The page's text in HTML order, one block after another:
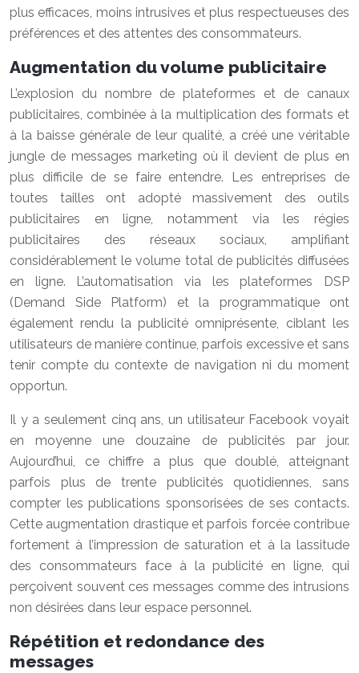
plus efficaces, moins intrusives et plus respectueuses des
préférences et des attentes des consommateurs.
Augmentation du volume publicitaire
L’explosion du nombre de plateformes et de canaux
publicitaires, combinée à la multiplication des formats et
à la baisse générale de leur qualité, a créé une véritable
jungle de messages marketing où il devient de plus en
plus difficile de se faire entendre. Les entreprises de
toutes tailles ont adopté massivement des outils
publicitaires en ligne, notamment via les régies
publicitaires des réseaux sociaux, amplifiant
considérablement le volume total de publicités diffusées
en ligne. L’automatisation via les plateformes DSP
(Demand Side Platform) et la programmatique ont
également rendu la publicité omniprésente, ciblant les
utilisateurs de manière continue, parfois excessive et sans
tenir compte du contexte de navigation ni du moment
opportun.
Il y a seulement cinq ans, un utilisateur Facebook voyait
en moyenne une douzaine de publicités par jour.
Aujourd’hui, ce chiffre a plus que doublé, atteignant
parfois plus de trente publicités quotidiennes, sans
compter les publications sponsorisées de ses contacts.
Cette augmentation drastique et parfois forcée contribue
fortement à l’impression de saturation et à la lassitude
des consommateurs face à la publicité en ligne, qui
perçoivent souvent ces messages comme des intrusions
non désirées dans leur espace personnel.
Répétition et redondance des
messages